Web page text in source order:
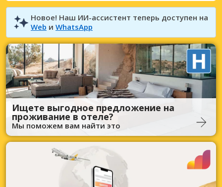
Новое! Наш ИИ-ассистент теперь доступен на
Web и WhatsApp
Ищете выгодное предложение на
проживание в отеле?
Мы поможем вам найти это